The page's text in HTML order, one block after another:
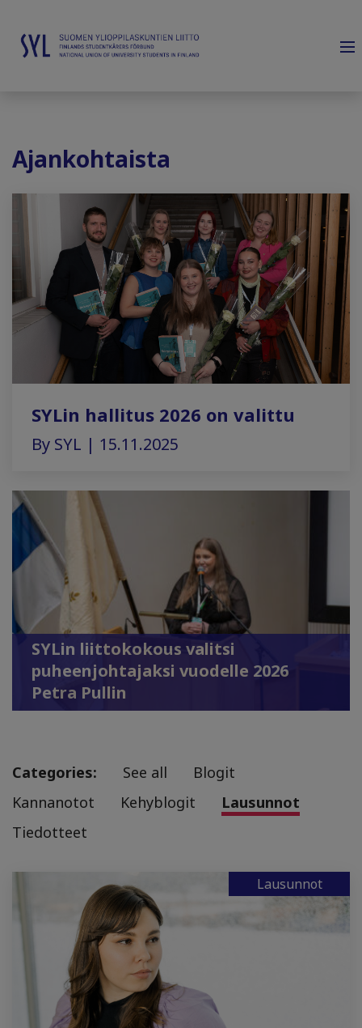
Ajankohtaista
SYLin hallitus 2026 on valittu
By SYL | 15.11.2025
SYLin liittokokous valitsi
puheenjohtajaksi vuodelle 2026
Petra Pullin
Categories: See all
Blogit
Kannanotot
Kehyblogit
Lausunnot
Tiedotteet
Lausunnot